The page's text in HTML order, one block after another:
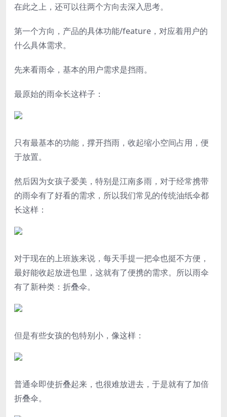
在此之上，还可以往两个方向去深入思考。
第一个方向，产品的具体功能/feature，对应着用户的
什么具体需求。
先来看雨伞，基本的用户需求是挡雨。
最原始的雨伞长这样子：
只有最基本的功能，撑开挡雨，收起缩小空间占用，便
于放置。
然后因为女孩子爱美，特别是江南多雨，对于经常携带
的雨伞有了好看的需求，所以我们常见的传统油纸伞都
长这样：
对于现在的上班族来说，每天手提一把伞也挺不方便，
最好能收起放进包里，这就有了便携的需求。所以雨伞
有了新种类：折叠伞。
但是有些女孩的包特别小，像这样：
普通伞即使折叠起来，也很难放进去，于是就有了加倍
折叠伞。